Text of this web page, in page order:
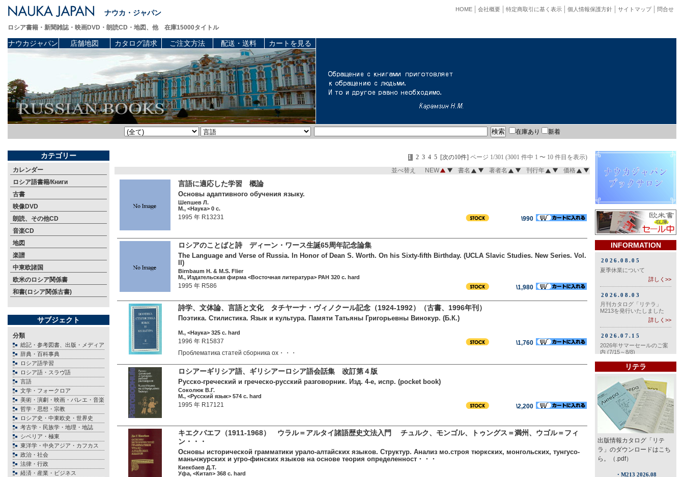
ナウカ・ジャパン 問合せ
サイトマップ
個人情報保護方針
特定商取引に基く表示
会社概要
HOME
ロシア書籍・新聞雑誌・映画DVD・朗読CD・地図、他 在庫15000タイトル
ナウカジャパン 店舗地図 カタログ請求 ご注文方法 配送・送料 カートを見る
在庫あり 新着
カテゴリー
カレンダー
ロシア語書籍/Книги
古書
映像DVD
朗読、その他CD
音楽CD
地図
楽譜
中東欧諸国
欧米のロシア関係書
和書(ロシア関係古書)
サブジェクト
分類
総記・参考図書、出版・メディア
辞典・百科事典
ロシア語学習
ロシア語・スラヴ語
言語
文学・フォークロア
美術・演劇・映画・バレエ・音楽
哲学・思想・宗教
ロシア史・中東欧史・世界史
考古学・民族学・地理・地誌
シベリア・極東
東洋学・中央アジア・カフカス
政治・社会
法律・行政
経済・産業・ビジネス
1 2 3 4 5 [次の10件] ページ 1/301 (3001 件中 1 〜 10 件目を表示)
並べ替え NEW 書名 著者名 刊行年 価格
言語に適応した学習 概論
Основы адаптивного обучения языку.
Шепшев Л.
М., <Наука> 0 c.
1995 年 R13231 \990
ロシアのことばと詩 ディーン・ワース生誕65周年記念論集
The Language and Verse of Russia. In Honor of Dean S. Worth. On his Sixty-fifth Birthday. (UCLA Slavic Studies. New Series. Vol.
II)
Birnbaum H. & M.S. Flier
М., Издательская фирма <Восточная литература> РАН 320 c. hard
1995 年 R586 \1,980
詩学、文体論、言語と文化 タチヤーナ・ヴィノクール記念（1924-1992）（古書、1996年刊）
Поэтика. Стилистика. Язык и культура. Памяти Татьяны Григорьевны Винокур. (Б.К.)
М., <Наука> 325 c. hard
1996 年 R15837
\1,760
Проблематика статей сборника ох・・・
ロシアーギリシア語、ギリシアーロシア語会話集 改訂第４版
Русско-греческий и греческо-русский разговорник. Изд. 4-е, испр. (pocket book)
Соколюк В.Г.
М., <Русский язык> 574 c. hard
1995 年 R17121 \2,200
キエクバエフ（1911-1968） ウラル＝アルタイ諸語歴史文法入門 チュルク、モンゴル、トゥングス＝満州、ウゴル＝フィ
ン・・・
Основы исторической грамматики урало-алтайских языков. Структур. Анализ мо.строя тюркских, монгольских, тунгусо-
маньчжурских и угро-финских языков на основе теория определенност・・・
Киекбаев Д.Т.
Уфа, <Китап> 368 c. hard
INFORMATION
リテラ
出版情報カタログ「リテ
ラ」のダウンロードはこち
ら。（.pdf）